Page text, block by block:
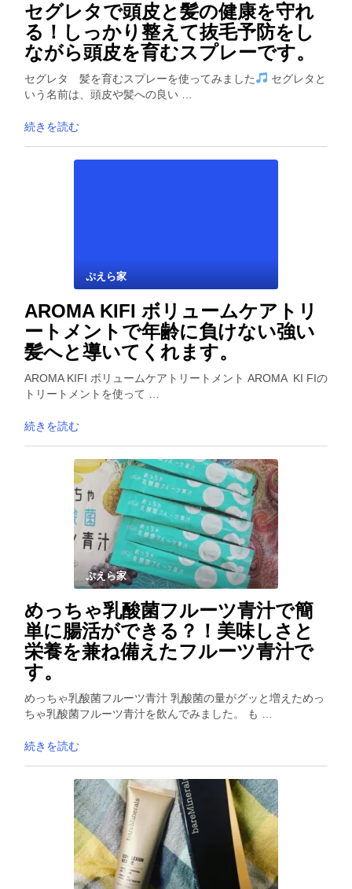
セグレタで頭皮と髪の健康を守れ
る！しっかり整えて抜毛予防をし
ながら頭皮を育むスプレーです。
セグレタ 髪を育むスプレーを使ってみました
セグレタと
いう名前は、頭皮や髪への良い …
続きを読む
ぷえら家
AROMA KIFI ボリュームケアトリ
ートメントで年齢に負けない強い
髪へと導いてくれます。
AROMA KIFI ボリュームケアトリートメント AROMA KI FIの
トリートメントを使って …
続きを読む
ぷえら家
めっちゃ乳酸菌フルーツ青汁で簡
単に腸活ができる？！美味しさと
栄養を兼ね備えたフルーツ青汁で
す。
めっちゃ乳酸菌フルーツ青汁 乳酸菌の量がグッと増えためっ
ちゃ乳酸菌フルーツ青汁を飲んでみました。 も …
続きを読む